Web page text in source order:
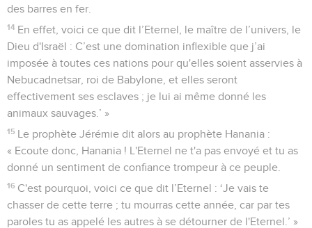
des barres en fer.
14 En effet, voici ce que dit l’Eternel, le maître de l’univers, le
Dieu d'Israël : C’est une domination inflexible que j’ai
imposée à toutes ces nations pour qu'elles soient asservies à
Nebucadnetsar, roi de Babylone, et elles seront
effectivement ses esclaves ; je lui ai même donné les
animaux sauvages.’ »
15 Le prophète Jérémie dit alors au prophète Hanania :
« Ecoute donc, Hanania ! L'Eternel ne t'a pas envoyé et tu as
donné un sentiment de confiance trompeur à ce peuple.
16 C'est pourquoi, voici ce que dit l’Eternel : ‘Je vais te
chasser de cette terre ; tu mourras cette année, car par tes
paroles tu as appelé les autres à se détourner de l'Eternel.’ »